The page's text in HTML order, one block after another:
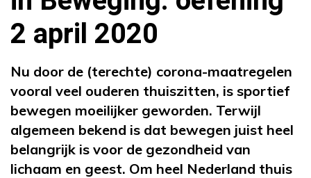
2 april 2020
Nu door de (terechte) corona-maatregelen
vooral veel ouderen thuiszitten, is sportief
bewegen moeilijker geworden. Terwijl
algemeen bekend is dat bewegen juist heel
belangrijk is voor de gezondheid van
lichaam en geest. Om heel Nederland thuis